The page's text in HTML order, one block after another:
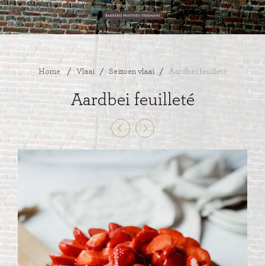
Home / Vlaai / Seizoen vlaai / Aardbei feuilleté
Aardbei feuilleté